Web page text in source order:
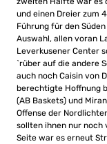
und einen Dreier zum
Führung für den
Auswahl, allen voran
Leverkusener Center
`rüber auf die andere
auch noch Caisin von
berechtigte Hoffnung
(AB Baskets) und
Offense der
sollten ihnen nur noch
Seite war es erneut